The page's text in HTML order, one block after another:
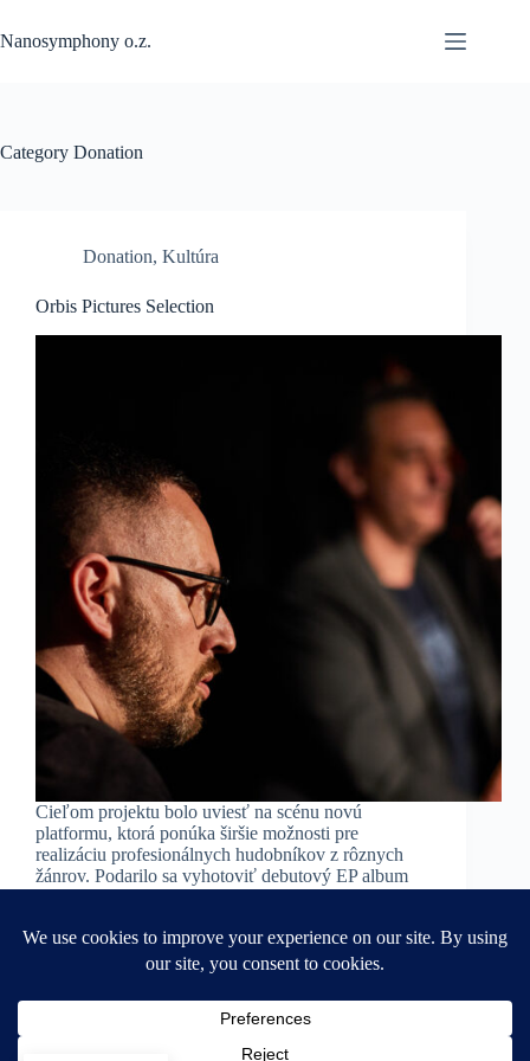
to
content
Nanosymphony o.z.
Category Donation
Donation, Kultúra
Orbis Pictures Selection
Cieľom projektu bolo uviesť na scénu novú
platformu, ktorá ponúka širšie možnosti pre
realizáciu profesionálnych hudobníkov z rôznych
žánrov. Podarilo sa vyhotoviť debutový EP album
finančnou podporou…
April 30, 2023